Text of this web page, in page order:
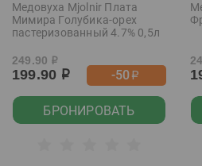
Медовуха Mjolnir Плата
Мимира Голубика-орех
пастеризованный 4.7% 0,5л
249.90 р
199.90 р -50р
БРОНИРОВАТЬ